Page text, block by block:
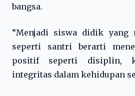
bangsa.
“Menjadi siswa didik
seperti santri berarti
positif seperti disiplin,
integritas dalam kehidupan